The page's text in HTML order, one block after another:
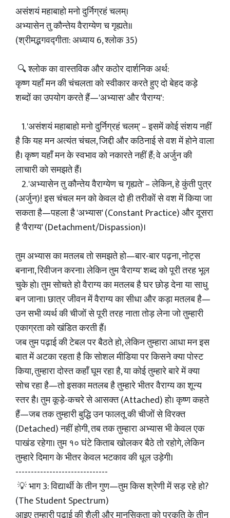
असंशयं महाबाहो मनो दुर्निग्रहं चलम्।
अभ्यासेन तु कौन्तेय वैराग्येण च गृह्यते॥
(श्रीमद्भगवद्गीता: अध्याय 6, श्लोक 35)
🔍 श्लोक का वास्तविक और कठोर दार्शनिक अर्थ:
कृष्ण यहाँ मन की चंचलता को स्वीकार करते हुए दो बेहद कड़े
शब्दों का उपयोग करते हैं—'अभ्यास' और 'वैराग्य':
1. 'असंशयं महाबाहो मनो दुर्निग्रहं चलम्' – इसमें कोई संशय नहीं
है कि यह मन अत्यंत चंचल, जिद्दी और कठिनाई से वश में होने वाला
है। कृष्ण यहाँ मन के स्वभाव को नकारते नहीं हैं; वे अर्जुन की
लाचारी को समझते हैं।
2. 'अभ्यासेन तु कौन्तेय वैराग्येण च गृह्यते' – लेकिन, हे कुंती पुत्र
(अर्जुन)! इस चंचल मन को केवल दो ही तरीकों से वश में किया जा
सकता है—पहला है 'अभ्यास' (Constant Practice) और दूसरा
है 'वैराग्य' (Detachment/Dispassion)।
तुम अभ्यास का मतलब तो समझते हो—बार-बार पढ़ना, नोट्स
बनाना, रिवीजन करना। लेकिन तुम 'वैराग्य' शब्द को पूरी तरह भूल
चुके हो। तुम सोचते हो वैराग्य का मतलब है घर छोड़ देना या साधु
बन जाना। छात्र जीवन में वैराग्य का सीधा और कड़ा मतलब है—
उन सभी व्यर्थ की चीजों से पूरी तरह नाता तोड़ लेना जो तुम्हारी
एकाग्रता को खंडित करती हैं।
जब तुम पढ़ाई की टेबल पर बैठते हो, लेकिन तुम्हारा आधा मन इस
बात में अटका रहता है कि सोशल मीडिया पर किसने क्या पोस्ट
किया, तुम्हारा दोस्त कहाँ घूम रहा है, या कोई तुम्हारे बारे में क्या
सोच रहा है—तो इसका मतलब है तुम्हारे भीतर वैराग्य का शून्य
स्तर है। तुम कूड़े-कचरे से आसक्त (Attached) हो। कृष्ण कहते
हैं—जब तक तुम्हारी बुद्धि उन फालतू की चीजों से विरक्त
(Detached) नहीं होगी, तब तक तुम्हारा अभ्यास भी केवल एक
पाखंड रहेगा। तुम १० घंटे किताब खोलकर बैठे तो रहोगे, लेकिन
तुम्हारे दिमाग के भीतर केवल भटकाव की धूल उड़ेगी।
------------------------------
💡 भाग 3: विद्यार्थी के तीन गुण—तुम किस श्रेणी में सड़ रहे हो?
(The Student Spectrum)